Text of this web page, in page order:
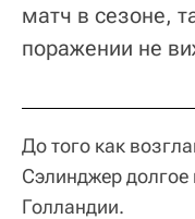
матч в сезоне,
поражении не
До того как
Сэлинджер долгое
Голландии.